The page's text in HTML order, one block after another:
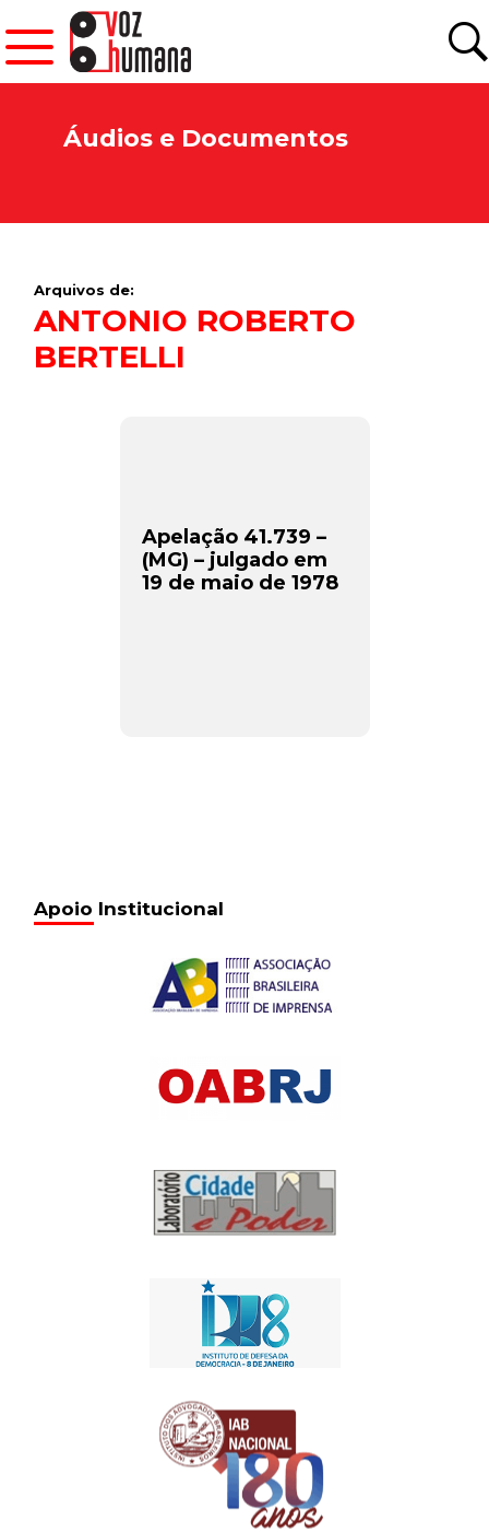
Áudios e Documentos
Arquivos de:
ANTONIO ROBERTO
BERTELLI
Apelação 41.739 –
(MG) – julgado em
19 de maio de 1978
Apoio Institucional